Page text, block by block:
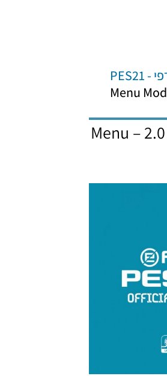
מוד רקעים/תפריט גרפי - PES21
PES21 PC / מוד תפריט גרפי יורו 2020 גרסה 2.0 – Menu Mod
PES21 PC / מוד תפריט גרפי יורו 2020 גרסה 2.0 – Menu